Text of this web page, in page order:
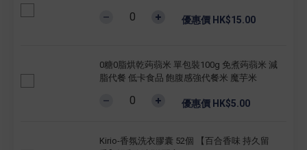
優惠價 HK$15.00
0糖0脂烘乾蒟蒻米 單包裝100g 免煮蒟蒻米 減
脂代餐 低卡食品 飽腹感強代餐米 魔芋米
優惠價 HK$5.00
Kirio-香氛洗衣膠囊 52個 【百合香味 持久留